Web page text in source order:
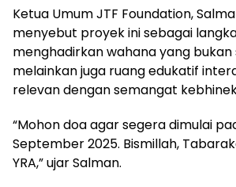
Ketua Umum JTF Foundation,
menyebut proyek ini sebagai
menghadirkan wahana yang
melainkan juga ruang edukatif
relevan dengan semangat
“Mohon doa agar segera dimulai
September 2025. Bismillah,
YRA,” ujar Salman.